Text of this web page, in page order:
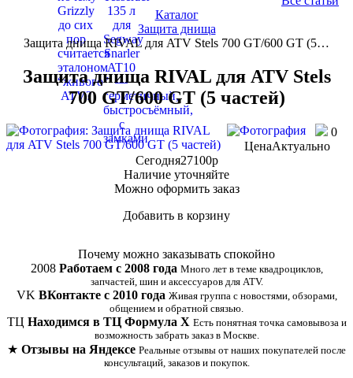
Каталог
Защита днища
Защита днища RIVAL для ATV Stels 700 GT/600 GT (5…
Защита днища RIVAL для ATV Stels
700 GT/600 GT (5 частей)
0
ЦенаАктуально
Сегодня27100p
Наличие уточняйте
Можно оформить заказ
Добавить в корзину
Почему можно заказывать спокойно
2008 Работаем с 2008 года Много лет в теме квадроциклов,
запчастей, шин и аксессуаров для ATV.
VK ВКонтакте с 2010 года Живая группа с новостями, обзорами,
общением и обратной связью.
ТЦ Находимся в ТЦ Формула Х Есть понятная точка самовывоза и
возможность забрать заказ в Москве.
★ Отзывы на Яндексе Реальные отзывы от наших покупателей после
консультаций, заказов и покупок.